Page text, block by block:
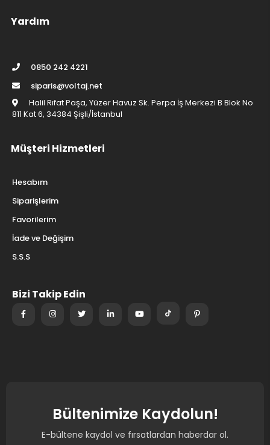
Yardım
0850 242 4221
siparis@voltaj.net
Halil Rıfat Paşa, Yüzer Havuz Sk. Perpa İş Merkezi B Blok No
811 Kat 6, 34384 Şişli/İstanbul
Müşteri Hizmetleri
Hesabım
Siparişlerim
Favorilerim
İade ve Değişim
S.S.S
Bizi Takip Edin
Bültenimize Kaydolun!
E-bültene kaydol ve fırsatlardan haberdar ol.